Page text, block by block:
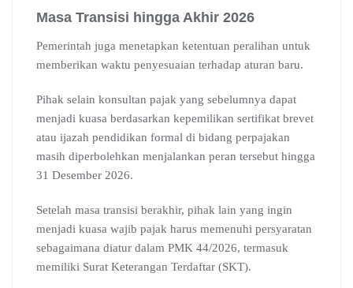
Masa Transisi hingga Akhir 2026
Pemerintah juga menetapkan ketentuan peralihan untuk
memberikan waktu penyesuaian terhadap aturan baru.
Pihak selain konsultan pajak yang sebelumnya dapat
menjadi kuasa berdasarkan kepemilikan sertifikat brevet
atau ijazah pendidikan formal di bidang perpajakan
masih diperbolehkan menjalankan peran tersebut hingga
31 Desember 2026.
Setelah masa transisi berakhir, pihak lain yang ingin
menjadi kuasa wajib pajak harus memenuhi persyaratan
sebagaimana diatur dalam PMK 44/2026, termasuk
memiliki Surat Keterangan Terdaftar (SKT).